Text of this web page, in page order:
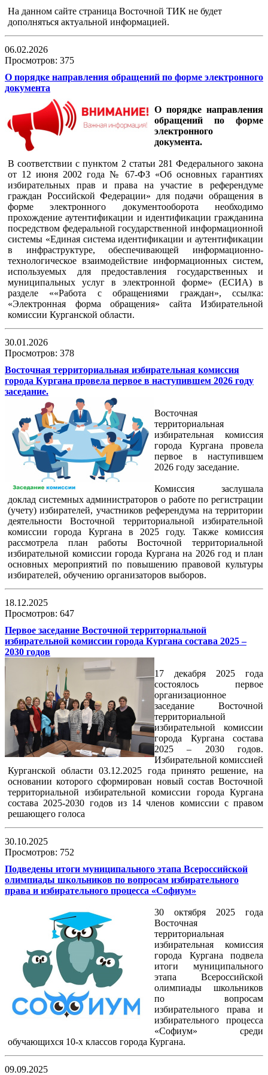
На данном сайте страница Восточной ТИК не будет
дополняться актуальной информацией.
06.02.2026
Просмотров: 375
О порядке направления обращений по форме электронного
документа
О порядке направления
обращений по форме
электронного
документа.
В соответствии с пунктом 2 статьи 281 Федерального закона
от 12 июня 2002 года № 67-ФЗ «Об основных гарантиях
избирательных прав и права на участие в референдуме
граждан Российской Федерации» для подачи обращения в
форме электронного документооборота необходимо
прохождение аутентификации и идентификации гражданина
посредством федеральной государственной информационной
системы «Единая система идентификации и аутентификации
в инфраструктуре, обеспечивающей информационно-
технологическое взаимодействие информационных систем,
используемых для предоставления государственных и
муниципальных услуг в электронной форме» (ЕСИА) в
разделе ««Работа с обращениями граждан», ссылка:
«Электронная форма обращения» сайта Избирательной
комиссии Курганской области.
30.01.2026
Просмотров: 378
Восточная территориальная избирательная комиссия
города Кургана провела первое в наступившем 2026 году
заседание.
Восточная
территориальная
избирательная комиссия
города Кургана провела
первое в наступившем
2026 году заседание.
Комиссия заслушала
доклад системных администраторов о работе по регистрации
(учету) избирателей, участников референдума на территории
деятельности Восточной территориальной избирательной
комиссии города Кургана в 2025 году. Также комиссия
рассмотрела план работы Восточной территориальной
избирательной комиссии города Кургана на 2026 год и план
основных мероприятий по повышению правовой культуры
избирателей, обучению организаторов выборов.
18.12.2025
Просмотров: 647
Первое заседание Восточной территориальной
избирательной комиссии города Кургана состава 2025 –
2030 годов
17 декабря 2025 года
состоялось первое
организационное
заседание Восточной
территориальной
избирательной комиссии
города Кургана состава
2025 – 2030 годов.
Избирательной комиссией
Курганской области 03.12.2025 года принято решение, на
основании которого сформирован новый состав Восточной
территориальной избирательной комиссии города Кургана
состава 2025-2030 годов из 14 членов комиссии с правом
решающего голоса
30.10.2025
Просмотров: 752
Подведены итоги муниципального этапа Всероссийской
олимпиады школьников по вопросам избирательного
права и избирательного процесса «Софиум»
30 октября 2025 года
Восточная
территориальная
избирательная комиссия
города Кургана подвела
итоги муниципального
этапа Всероссийской
олимпиады школьников
по вопросам
избирательного права и
избирательного процесса
«Софиум» среди
обучающихся 10-х классов города Кургана.
09.09.2025